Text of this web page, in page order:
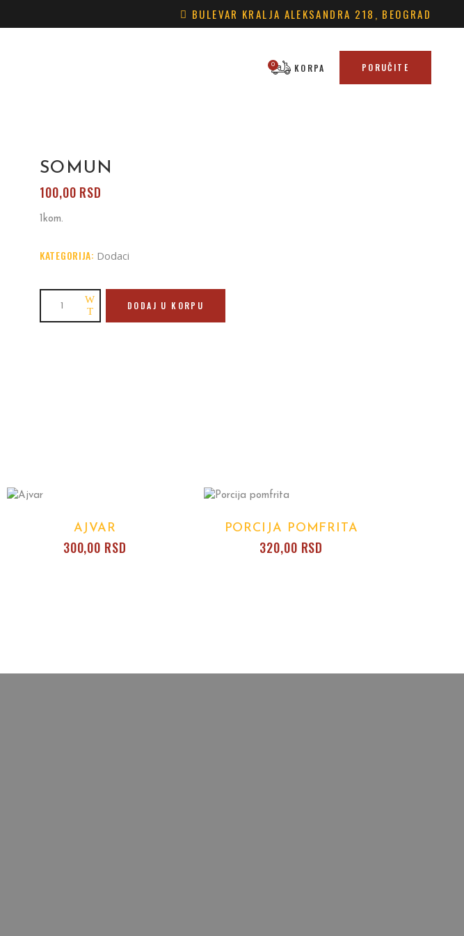
BULEVAR KRALJA ALEKSANDRA 218, BEOGRAD
KORPA
0 PORUČITE
SOMUN
100,00 RSD
1kom.
KATEGORIJA: Dodaci
DODAJ U KORPU
AJVAR
300,00 RSD
PORCIJA POMFRITA
320,00 RSD